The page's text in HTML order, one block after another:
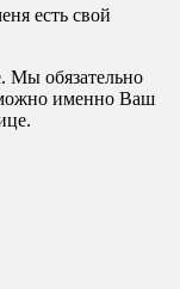
есть свой
Мы обязательно
именно Ваш